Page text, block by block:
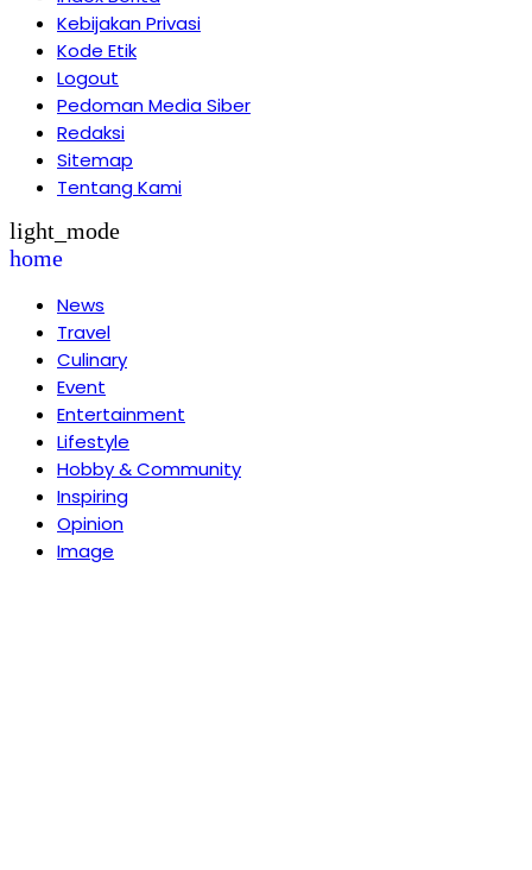
Kebijakan Privasi
Kode Etik
Logout
Pedoman Media Siber
Redaksi
Sitemap
Tentang Kami
light_mode
home
News
Travel
Culinary
Event
Entertainment
Lifestyle
Hobby & Community
Inspiring
Opinion
Image